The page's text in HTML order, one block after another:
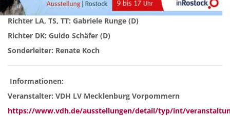
Richter LA, TS, TT: Gabriele Runge (D)
Richter DK: Guido Schäfer (D)
Sonderleiter: Renate Koch
Informationen:
Veranstalter: VDH LV Mecklenburg Vorpommern
https://www.vdh.de/ausstellungen/detail/typ/int/